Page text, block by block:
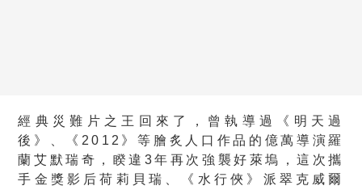
經典災難片之王回來了，曾執導過《明天過
後》、《2012》等膾炙人口作品的億萬導演羅
蘭艾默瑞奇，睽違3年再次強襲好萊塢，這次攜
手金獎影后荷莉貝瑞、《水行俠》派翠克威爾